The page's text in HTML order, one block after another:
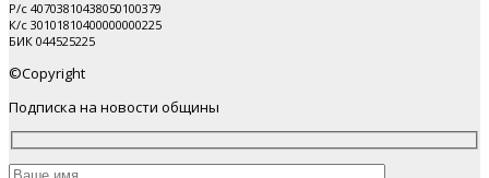
Р/с 40703810438050100379
К/с 30101810400000000225
БИК 044525225
©Copyright
Подписка на новости общины